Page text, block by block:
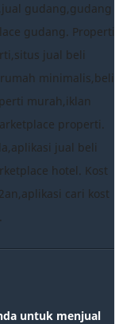
gudang,gudang
gudang. Properti
jual beli
minimalis,beli
murah,iklan
properti.
jual beli
hotel. Kost
cari kost
untuk menjual